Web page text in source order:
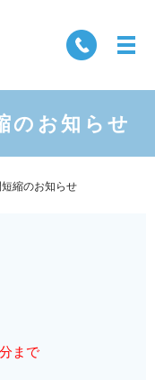
のお知らせ
縮のお知らせ
まで